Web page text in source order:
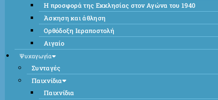
Η προσφορά της Εκκλησίας στον Αγώνα του 1940
Άσκηση και άθληση
Ορθόδοξη Ιεραποστολή
Αιγαίο
Ψυχαγωγία
Συνταγές
Παιχνίδια
Παιχνίδια